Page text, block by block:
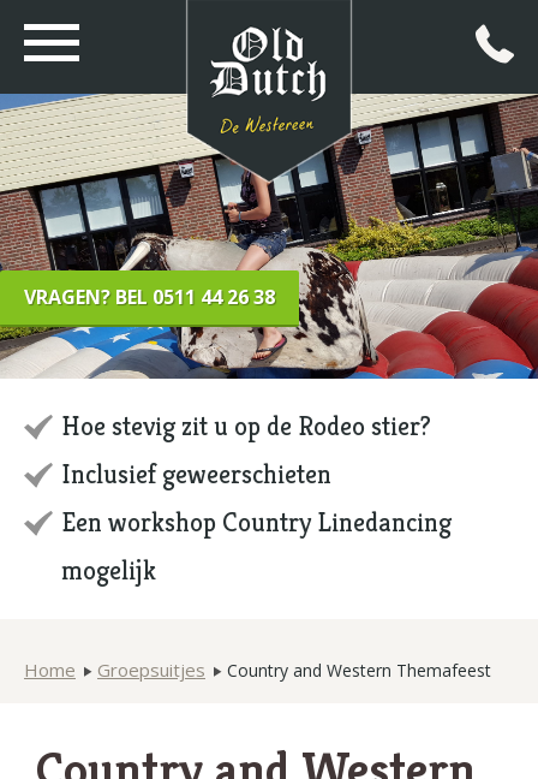
VRAGEN? BEL 0511 44 26 38
Hoe stevig zit u op de Rodeo stier?
Inclusief geweerschieten
Een workshop Country Linedancing
mogelijk
Home Groepsuitjes Country and Western Themafeest